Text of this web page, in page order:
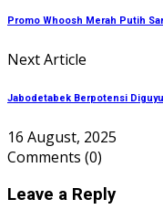
Promo Whoosh Merah Putih
Next Article
Jabodetabek Berpotensi
16 August, 2025
Comments (0)
Leave a Reply